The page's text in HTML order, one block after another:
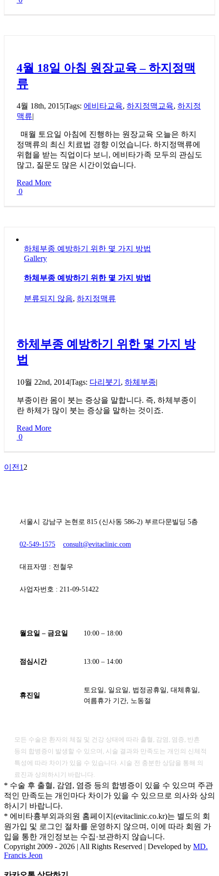
4월 18일 아침 원장교육 – 하지정맥
류
4월 18th, 2015|Tags: 에비타교육, 하지정맥교육, 하지정
맥류|
매월 토요일 아침에 진행하는 원장교육 오늘은 하지
정맥류의 최신 치료법 경향 이었습니다. 하지정맥류에
위협을 받는 직업이다 보니, 에비타가족 모두의 관심도
많고, 질문도 많은 시간이었습니다.
Read More
0
하체부종 예방하기 위한 몇 가지 방법
Gallery
하체부종 예방하기 위한 몇 가지 방법
분류되지 않음, 하지정맥류
하체부종 예방하기 위한 몇 가지 방
법
10월 22nd, 2014|Tags: 다리붓기 , 하체부종|
부종이란 몸이 붓는 증상을 말합니다. 즉, 하체부종이
란 하체가 많이 붓는 증상을 말하는 것이죠.
Read More
0
이전 1 2
서울시 강남구 논현로 815 (신사동 586-2) 부르다문빌딩 5층
02-549-1575 consult@evitaclinic.com
대표자명 : 전철우
사업자번호 : 211-09-51422
월요일 – 금요일 10:00 – 18:00
점심시간 13:00 – 14:00
휴진일
토요일, 일요일, 법정공휴일, 대체휴일,
여름휴가 기간, 노동절
모든 수술은 환자의 체질 및 건강 상태에 따라 출혈, 감염, 염증, 반흔
등의 합병증이 발생할 수 있으며, 시술 결과와 만족도는 개인의 신체적
특성에 따라 차이가 있을 수 있습니다. 시술 전 충분한 상담을 통해 의
료진과 상의하시기 바랍니다.
* 수술 후 출혈, 감염, 염증 등의 합병증이 있을 수 있으며 주관
적인 만족도는 개인마다 차이가 있을 수 있으므로 의사와 상의
하시기 바랍니다.
* 에비타흉부외과의원 홈페이지(evitaclinic.co.kr)는 별도의 회
원가입 및 로그인 절차를 운영하지 않으며, 이에 따라 회원 가
입을 통한 개인정보는 수집·보관하지 않습니다.
Copyright 2009 - 2026 | All Rights Reserved | Developed by MD.
Francis Jeon
Toggle